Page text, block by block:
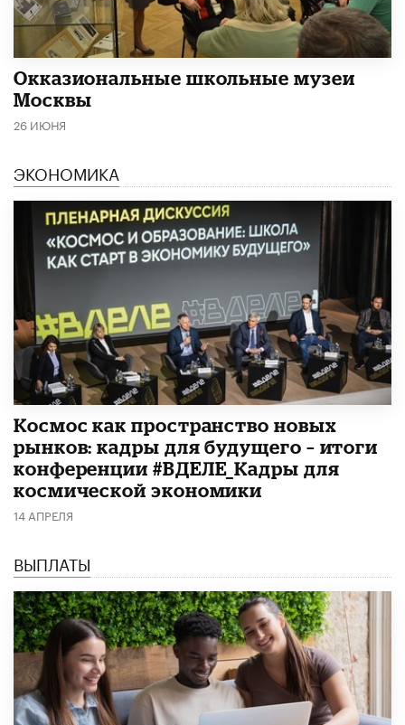
​Окказиональные школьные музеи
Москвы
26 ИЮНЯ
ЭКОНОМИКА
Космос как пространство новых
рынков: кадры для будущего – итоги
конференции #ВДЕЛЕ_Кадры для
космической экономики
14 АПРЕЛЯ
ВЫПЛАТЫ